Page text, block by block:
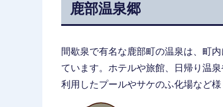
鹿部温泉郷
間歇泉で有名な鹿部町の温泉は、町
ています。ホテルや旅館、日帰り温
利用したプールやサケのふ化場など様